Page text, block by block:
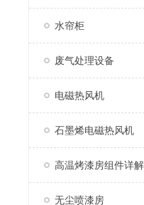
水帘柜
废气处理设备
电磁热风机
石墨烯电磁热风机
高温烤漆房组件详解
无尘喷漆房